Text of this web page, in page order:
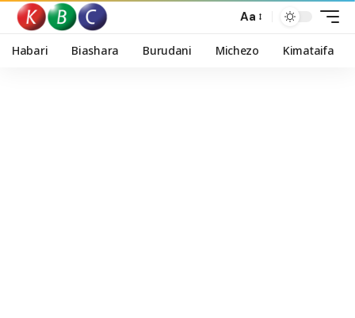
Aa
Habari Biashara Burudani Michezo Kimataifa